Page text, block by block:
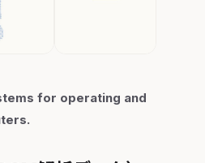
for operating and